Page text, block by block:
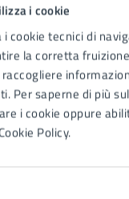
i cookie
cookie tecnici di
la corretta
Per saperne di più
i cookie oppure
Policy.
frequenti